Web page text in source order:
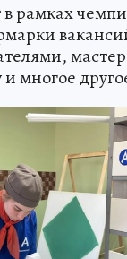
рамках
и многое